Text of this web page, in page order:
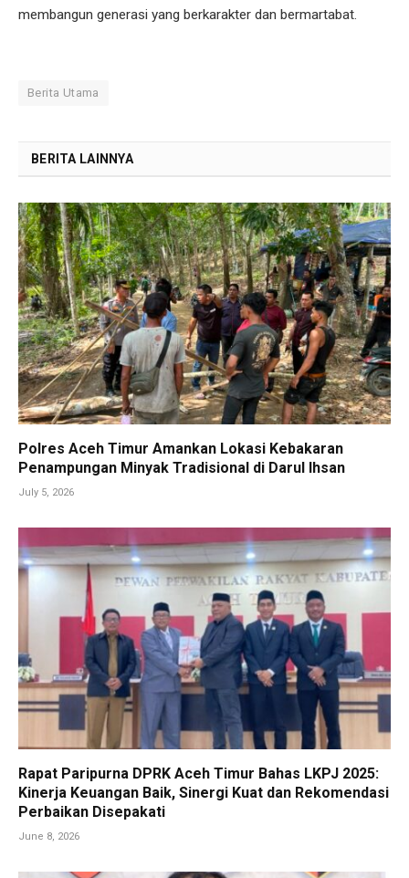
membangun generasi yang berkarakter dan bermartabat.
Berita Utama
BERITA LAINNYA
Polres Aceh Timur Amankan Lokasi Kebakaran
Penampungan Minyak Tradisional di Darul Ihsan
July 5, 2026
Rapat Paripurna DPRK Aceh Timur Bahas LKPJ 2025:
Kinerja Keuangan Baik, Sinergi Kuat dan Rekomendasi
Perbaikan Disepakati
June 8, 2026